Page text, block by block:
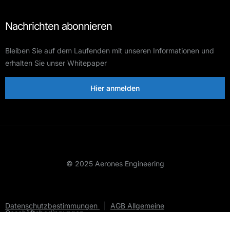
Nachrichten abonnieren
Bleiben Sie auf dem Laufenden mit unseren Informationen und
erhalten Sie unser Whitepaper
Hier anmelden
© 2025 Aerones Engineering
Datenschutzbestimmungen
AGB Allgemeine
Geschäftsbedingungen